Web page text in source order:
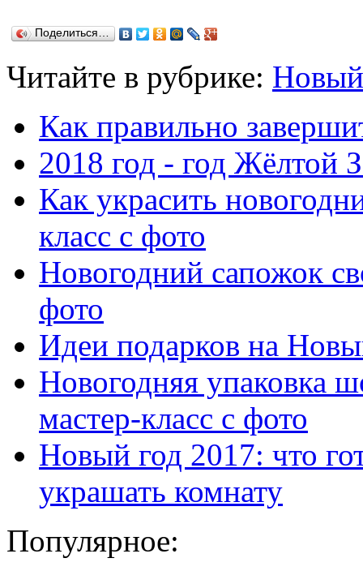
Поделиться…
Читайте в рубрике:
Как правильно
2018 год - год Жёлтой
Как украсить
класс с фото
Новогодний сапожок
фото
Идеи подарков на
Новогодняя упаковка
мастер-класс с фото
Новый год 2017: что
украшать комнату
Популярное: